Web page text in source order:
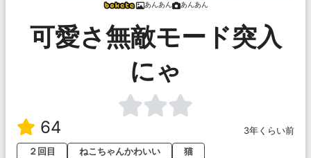
あんあん あんあん
可愛さ無敵モード突入
にゃ
64
3年くらい前
２回目
ねこちゃんかわいい 猫